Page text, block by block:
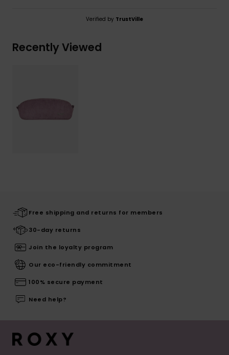
Verified by TrustVille
Recently Viewed
Free shipping and returns for members
30-day returns
Join the loyalty program
Our eco-friendly commitment
100% secure payment
Need help?